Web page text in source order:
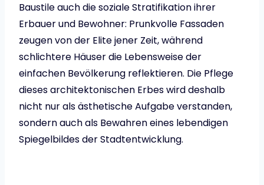
Baustile auch die soziale Stratifikation ihrer
Erbauer und Bewohner: Prunkvolle Fassaden
zeugen von der Elite jener Zeit, während
schlichtere Häuser die Lebensweise der
einfachen Bevölkerung reflektieren. Die Pflege
dieses architektonischen Erbes wird deshalb
nicht nur als ästhetische Aufgabe verstanden,
sondern auch als Bewahren eines lebendigen
Spiegelbildes der Stadtentwicklung.